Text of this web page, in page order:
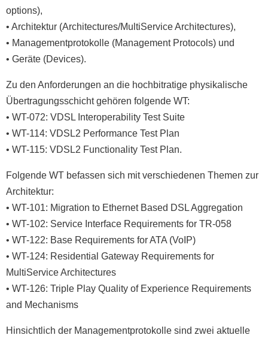
options),
• Architektur (Architectures/MultiService Architectures),
• Managementprotokolle (Management Protocols) und
• Geräte (Devices).
Zu den Anforderungen an die hochbitratige physikalische
Übertragungsschicht gehören folgende WT:
• WT-072: VDSL Interoperability Test Suite
• WT-114: VDSL2 Performance Test Plan
• WT-115: VDSL2 Functionality Test Plan.
Folgende WT befassen sich mit verschiedenen Themen zur
Architektur:
• WT-101: Migration to Ethernet Based DSL Aggregation
• WT-102: Service Interface Requirements for TR-058
• WT-122: Base Requirements for ATA (VoIP)
• WT-124: Residential Gateway Requirements for
MultiService Architectures
• WT-126: Triple Play Quality of Experience Requirements
and Mechanisms
Hinsichtlich der Managementprotokolle sind zwei aktuelle